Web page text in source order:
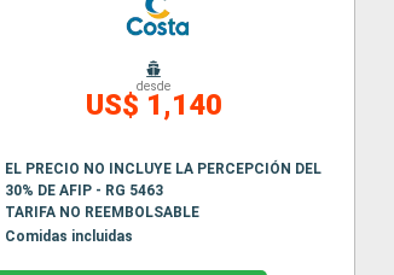
desde
US$ 1,140
EL PRECIO NO INCLUYE LA PERCEPCIÓN DEL
30% DE AFIP - RG 5463
TARIFA NO REEMBOLSABLE
Comidas incluidas